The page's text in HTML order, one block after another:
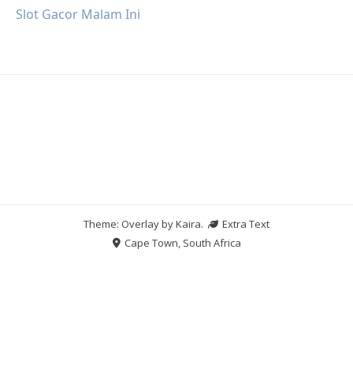
Slot Gacor Malam Ini
Theme: Overlay byKaira.
Extra Text
Cape Town, South Africa